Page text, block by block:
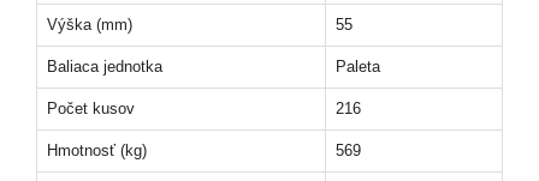
Výška (mm) 55
Baliaca jednotka Paleta
Počet kusov 216
Hmotnosť (kg) 569